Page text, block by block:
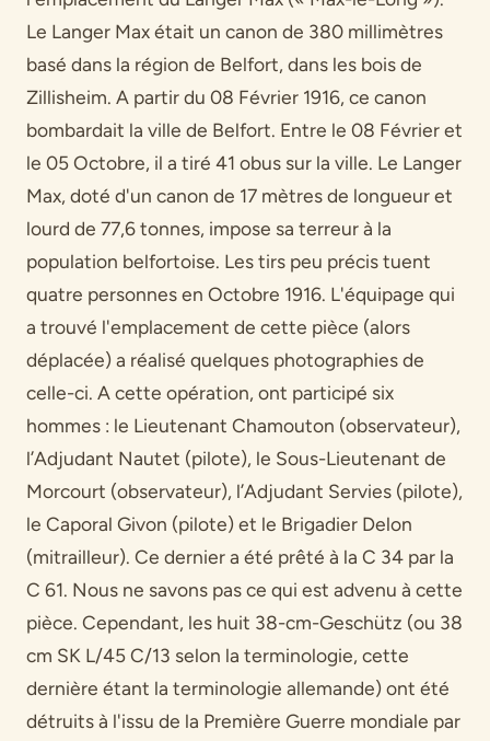
Le Langer Max était un canon de 380 millimètres
basé dans la région de Belfort, dans les bois de
Zillisheim. A partir du 08 Février 1916, ce canon
bombardait la ville de Belfort. Entre le 08 Février et
le 05 Octobre, il a tiré 41 obus sur la ville. Le Langer
Max, doté d'un canon de 17 mètres de longueur et
lourd de 77,6 tonnes, impose sa terreur à la
population belfortoise. Les tirs peu précis tuent
quatre personnes en Octobre 1916. L'équipage qui
a trouvé l'emplacement de cette pièce (alors
déplacée) a réalisé quelques photographies de
celle-ci. A cette opération, ont participé six
hommes : le Lieutenant Chamouton (observateur),
l’Adjudant Nautet (pilote), le Sous-Lieutenant de
Morcourt (observateur), l’Adjudant Servies (pilote),
le Caporal Givon (pilote) et le Brigadier Delon
(mitrailleur). Ce dernier a été prêté à la C 34 par la
C 61. Nous ne savons pas ce qui est advenu à cette
pièce. Cependant, les huit 38-cm-Geschütz (ou 38
cm SK L/45 C/13 selon la terminologie, cette
dernière étant la terminologie allemande) ont été
détruits à l'issu de la Première Guerre mondiale par